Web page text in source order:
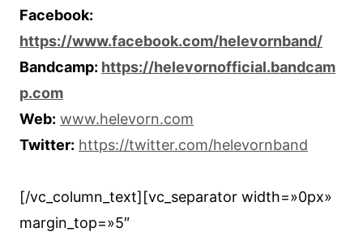
Facebook:
https://www.facebook.com/helevornband/
Bandcamp: https://helevornofficial.bandcam
p.com
Web: www.helevorn.com
Twitter: https://twitter.com/helevornband
[/vc_column_text][vc_separator width=»0px»
margin_top=»5″